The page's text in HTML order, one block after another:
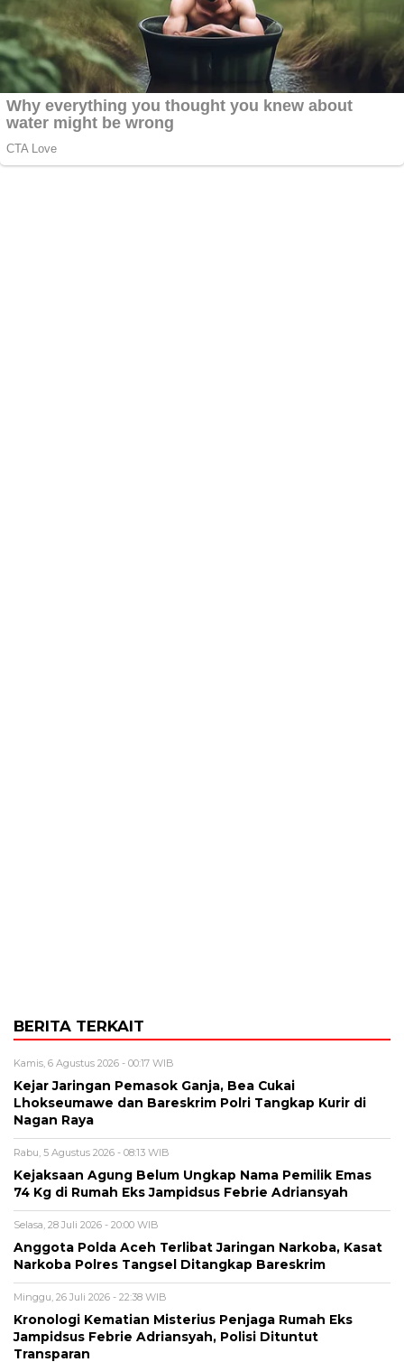
BERITA TERKAIT
Kamis, 6 Agustus 2026 - 00:17 WIB
Kejar Jaringan Pemasok Ganja, Bea Cukai
Lhokseumawe dan Bareskrim Polri Tangkap Kurir di
Nagan Raya
Rabu, 5 Agustus 2026 - 08:13 WIB
Kejaksaan Agung Belum Ungkap Nama Pemilik Emas
74 Kg di Rumah Eks Jampidsus Febrie Adriansyah
Selasa, 28 Juli 2026 - 20:00 WIB
Anggota Polda Aceh Terlibat Jaringan Narkoba, Kasat
Narkoba Polres Tangsel Ditangkap Bareskrim
Minggu, 26 Juli 2026 - 22:38 WIB
Kronologi Kematian Misterius Penjaga Rumah Eks
Jampidsus Febrie Adriansyah, Polisi Dituntut
Transparan